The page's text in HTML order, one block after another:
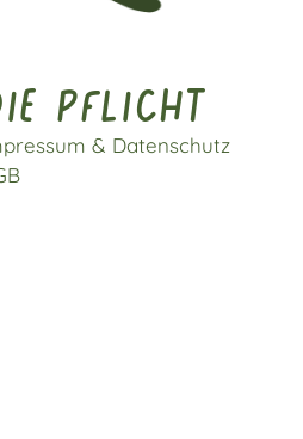
pflicht
& Datenschutz